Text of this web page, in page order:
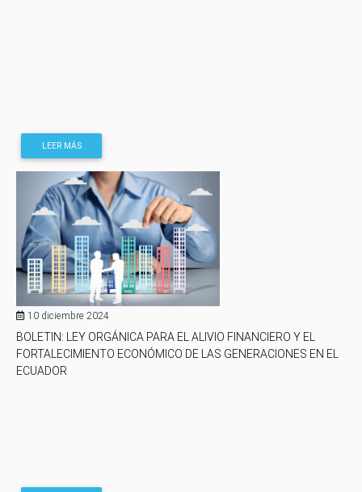
LEER MÁS
10 diciembre 2024
BOLETIN: LEY ORGÁNICA PARA EL ALIVIO FINANCIERO Y EL
FORTALECIMIENTO ECONÓMICO DE LAS GENERACIONES EN EL
ECUADOR